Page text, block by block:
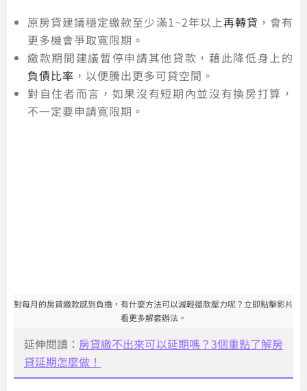
原房貸建議穩定繳款至少滿1~2年以上再轉貸 ，會有
更多機會爭取寬限期。
繳款期間建議暫停申請其他貸款，藉此降低身上的
負債比率 ，以便騰出更多可貸空間。
對自住者而言，如果沒有短期內並沒有換房打算，
不一定要申請寬限期。
對每月的房貸繳款感到負擔，有什麼方法可以減輕還款壓力呢？立即點擊影片
看更多解套辦法。
延伸閱讀： 房貸繳不出來可以延期嗎？3個重點了解房
貸延期怎麼做！